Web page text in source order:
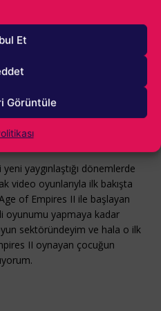
Et
Görüntüle
okuyabileceksiniz.
bu kadardı, siz de
ve diğer okurlarımızla
yeni yaygınlaştığı dönemlerde
video oyunlarıyla ilk bakışta
of Empires II ile başlayan
oyunumu yapmaya kadar
sektöründeyim ve hala o ilk
II oynayan çocuğun